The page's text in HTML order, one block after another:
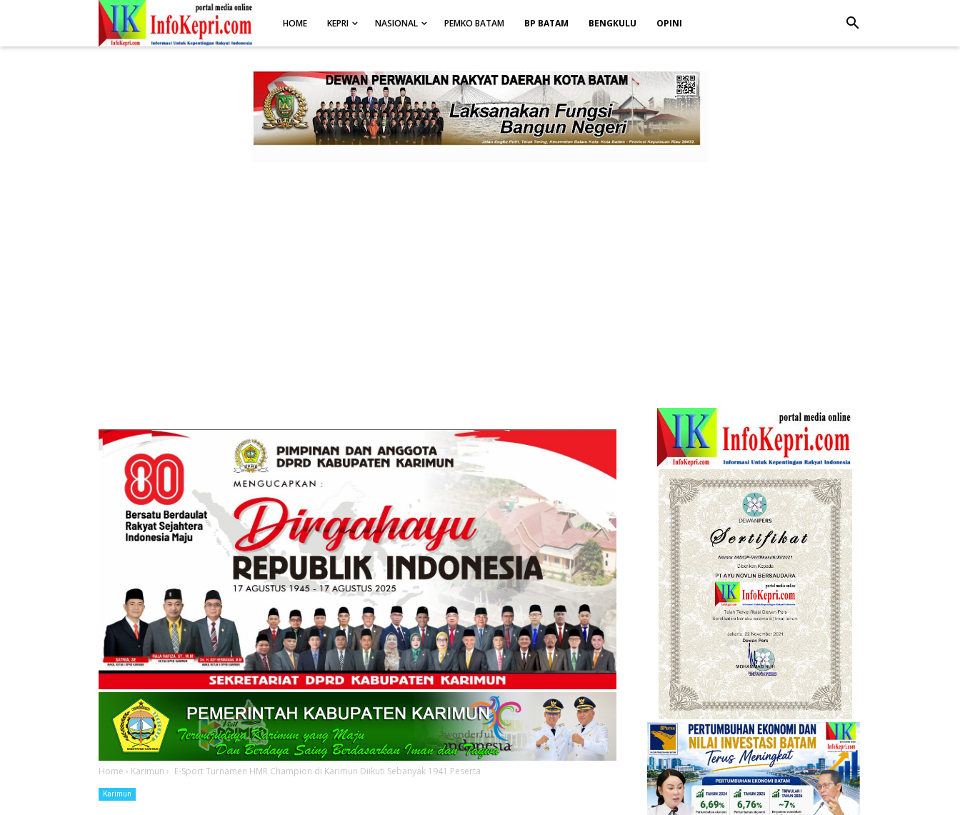
.post-body img { display: block; margin: 0 auto; max-width: 100%; height: auto; }
HOME KEPRI NASIONAL PEMKO BATAM BP BATAM BENGKULU OPINI search
Home › Karimun › E-Sport Turnamen HMR Champion di Karimun Diikuti Sebanyak 1941 Peserta
Karimun